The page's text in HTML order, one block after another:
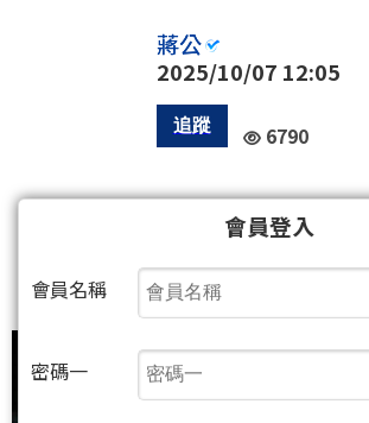
蔣公
2025/10/07 12:05
6790
3
35 50 (10人)
會員登入
會員名稱
密碼一